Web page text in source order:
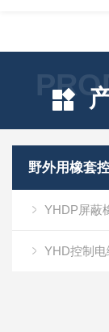
野外用橡套
YHDP屏蔽
YHD控制电